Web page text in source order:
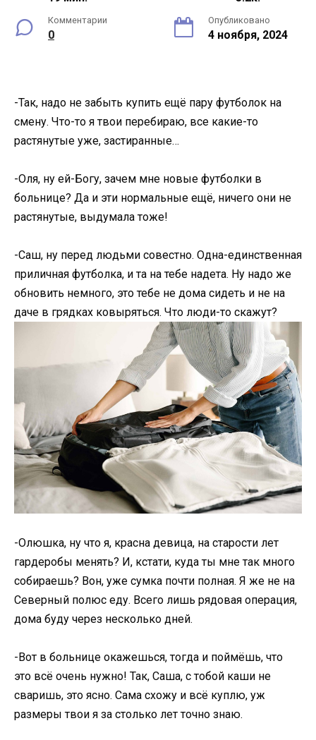
Комментарии
0
Опубликовано
4 ноября, 2024
-Так, надо не забыть купить ещё пару футболок на
смену. Что-то я твои перебираю, все какие-то
растянутые уже, застиранные…
-Оля, ну ей-Богу, зачем мне новые футболки в
больнице? Да и эти нормальные ещё, ничего они не
растянутые, выдумала тоже!
-Саш, ну перед людьми совестно. Одна-единственная
приличная футболка, и та на тебе надета. Ну надо же
обновить немного, это тебе не дома сидеть и не на
даче в грядках ковыряться. Что люди-то скажут?
-Олюшка, ну что я, красна девица, на старости лет
гардеробы менять? И, кстати, куда ты мне так много
собираешь? Вон, уже сумка почти полная. Я же не на
Северный полюс еду. Всего лишь рядовая операция,
дома буду через несколько дней.
-Вот в больнице окажешься, тогда и поймёшь, что
это всё очень нужно! Так, Саша, с тобой каши не
сваришь, это ясно. Сама схожу и всё куплю, уж
размеры твои я за столько лет точно знаю.